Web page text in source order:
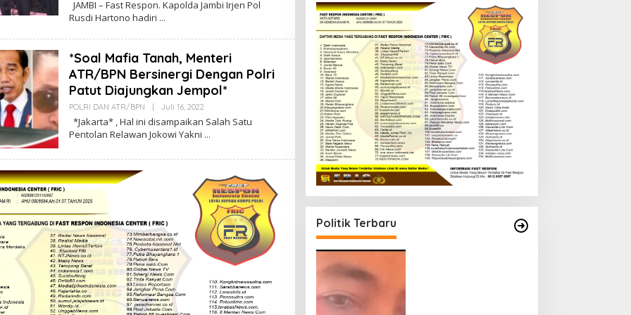
Admin
JAMBI – Fast Respon. Kapolda Jambi Irjen Pol
Rusdi Hartono hadiri
*Soal Mafia Tanah, Menteri
ATR/BPN Bersinergi Dengan Polri
Patut Diajungkan Jempol*
POLRI DAN ATR/BPN Juli 16, 2022Oleh
Admin
*Jakarta* , Hal ini disampaikan Salah Satu
Pentolan Relawan Jokowi Yakni
Politik Terbaru